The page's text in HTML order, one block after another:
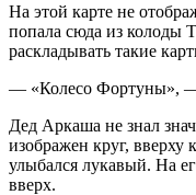
На этой карте не
попала сюда из колоды
раскладывать такие
— «Колесо Фортуны»,
Дед Аркаша не знал
изображен круг, вверху
улыбался лукавый. На
вверх.